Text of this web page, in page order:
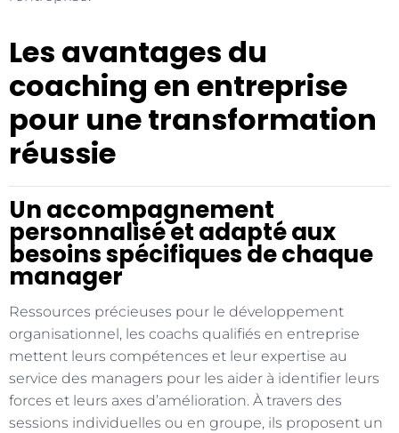
Les avantages du
coaching en entreprise
pour une transformation
réussie
Un accompagnement
personnalisé et adapté aux
besoins spécifiques de chaque
manager
Ressources précieuses pour le développement
organisationnel, les coachs qualifiés en entreprise
mettent leurs compétences et leur expertise au
service des managers pour les aider à identifier leurs
forces et leurs axes d’amélioration. À travers des
sessions individuelles ou en groupe, ils proposent un